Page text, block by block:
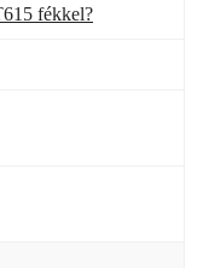
fékkel?